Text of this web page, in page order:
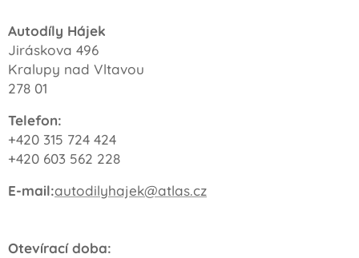
Autodíly Hájek
Jiráskova 496
Kralupy nad Vltavou
278 01
Telefon:
+420 315 724 424
+420 603 562 228
E-mail:autodilyhajek@atlas.cz
Otevírací doba: